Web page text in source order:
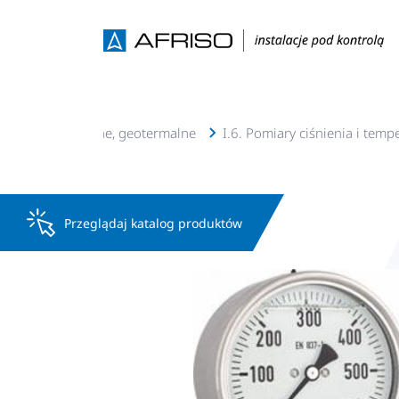
c.w.u, solarne, geotermalne I.6. Pomiary ciśnienia i
Przeglądaj katalog produktów